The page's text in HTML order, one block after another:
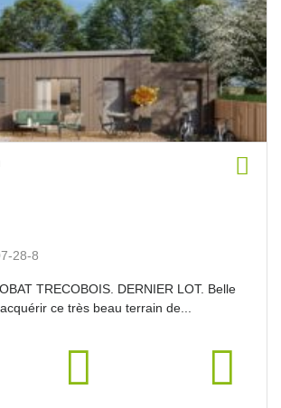
28-8
TRECOBOIS. DERNIER LOT. Belle
ce très beau terrain de...